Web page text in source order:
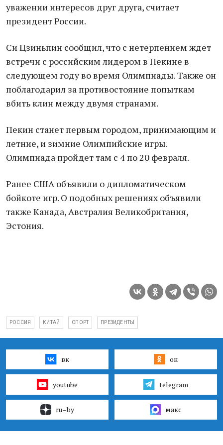
уважении интересов друг друга, считает
президент России.
Си Цзиньпин сообщил, что с нетерпением ждет
встречи с российским лидером в Пекине в
следующем году во время Олимпиады. Также он
поблагодарил за противостояние попыткам
вбить клин между двумя странами.
Пекин станет первым городом, принимающим и
летние, и зимние Олимпийские игры.
Олимпиада пройдет там с 4 по 20 февраля.
Ранее США объявили о дипломатическом
бойкоте игр. О подобных решениях объявили
также Канада, Австралия Великобритания,
Эстония.
РОССИЯ КИТАЙ СПОРТ ПРЕЗИДЕНТЫ
вк ок
youtube telegram
ru–by макс